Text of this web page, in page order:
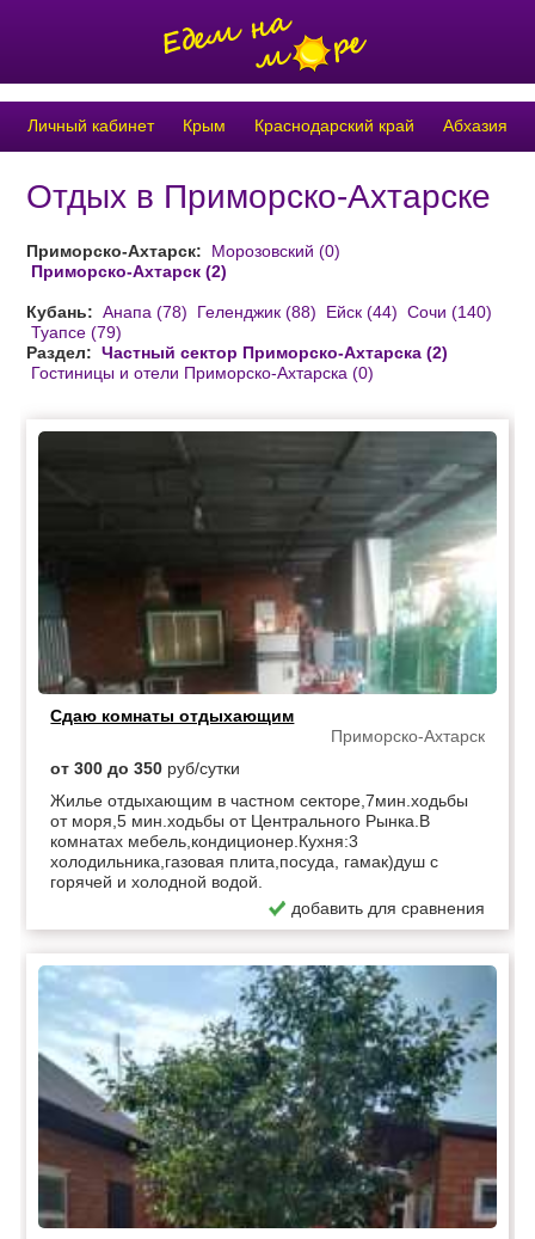
Личный кабинет Крым Краснодарский край Абхазия
Отдых в Приморско-Ахтарске
Приморско-Ахтарск:
Морозовский (0)
Приморско-Ахтарск (2)
Кубань: Анапа (78) Геленджик (88) Ейск (44) Сочи (140)
Туапсе (79)
Раздел: Частный сектор Приморско-Ахтарска (2)
Гостиницы и отели Приморско-Ахтарска (0)
Сдаю комнаты отдыхающим
Приморско-Ахтарск
от 300 до 350 руб/сутки
Жилье отдыхающим в частном секторе,7мин.ходьбы
от моря,5 мин.ходьбы от Центрального Рынка.В
комнатах мебель,кондиционер.Кухня:3
холодильника,газовая плита,посуда, гамак)душ с
горячей и холодной водой.
добавить для сравнения